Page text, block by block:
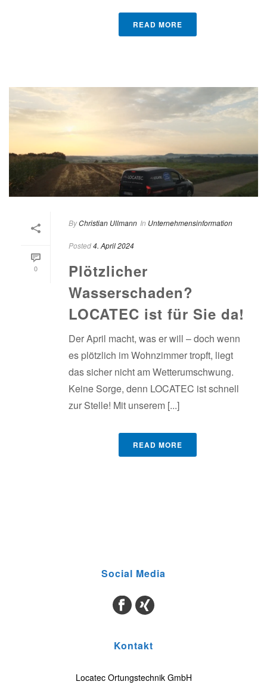
READ MORE
0
ByChristian Ullmann In Unternehmensinformation
Posted4. April 2024
Plötzlicher
Wasserschaden?
LOCATEC ist für Sie da!
Der April macht, was er will – doch wenn
es plötzlich im Wohnzimmer tropft, liegt
das sicher nicht am Wetterumschwung.
Keine Sorge, denn LOCATEC ist schnell
zur Stelle! Mit unserem [...]
READ MORE
Social Media
Kontakt
Locatec Ortungstechnik GmbH